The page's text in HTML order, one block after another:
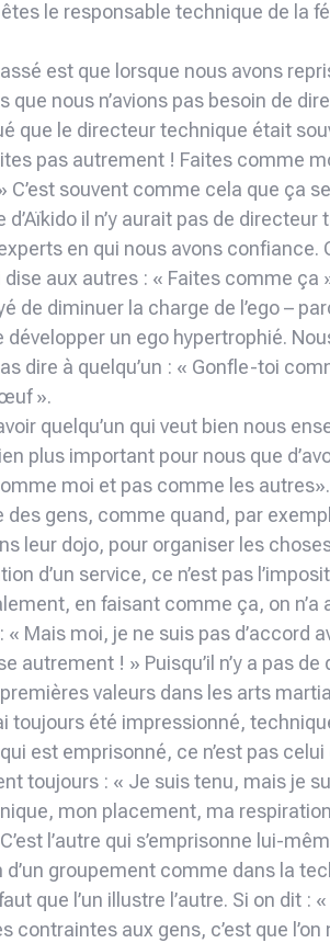
le responsable technique de la
est que lorsque nous avons
que nous n’avions pas besoin de
que le directeur technique était
pas autrement ! Faites comme
souvent comme cela que ça
d’Aïkido il n’y aurait pas de
en qui nous avons confiance.
dise aux autres : « Faites comme ça
de diminuer la charge de l’ego –
un ego hypertrophié.
dire à quelqu’un : « Gonfle-toi
».
quelqu’un qui veut bien nous
plus important pour nous que
moi et pas comme les autres».
des gens, comme quand, par
leur dojo, pour organiser les
d’un service, ce n’est pas
en faisant comme ça, on n’a
Mais moi, je ne suis pas d’accord
autrement ! » Puisqu’il n’y a pas
valeurs dans les arts
toujours été impressionné,
est emprisonné, ce n’est pas celui
toujours : « Je suis tenu, mais je
mon placement, ma
l’autre qui s’emprisonne lui-
d’un groupement comme dans la
que l’un illustre l’autre. Si on dit :
contraintes aux gens, c’est que l’on